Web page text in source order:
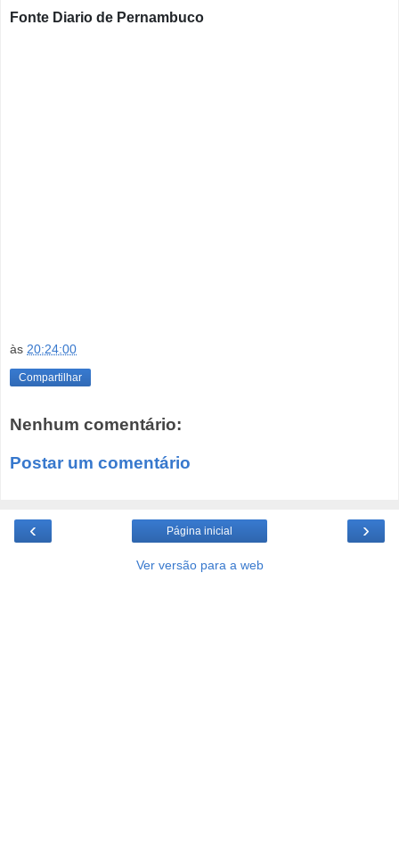
Fonte Diario de Pernambuco
às 20:24:00
Compartilhar
Nenhum comentário:
Postar um comentário
‹ ›
Página inicial
Ver versão para a web